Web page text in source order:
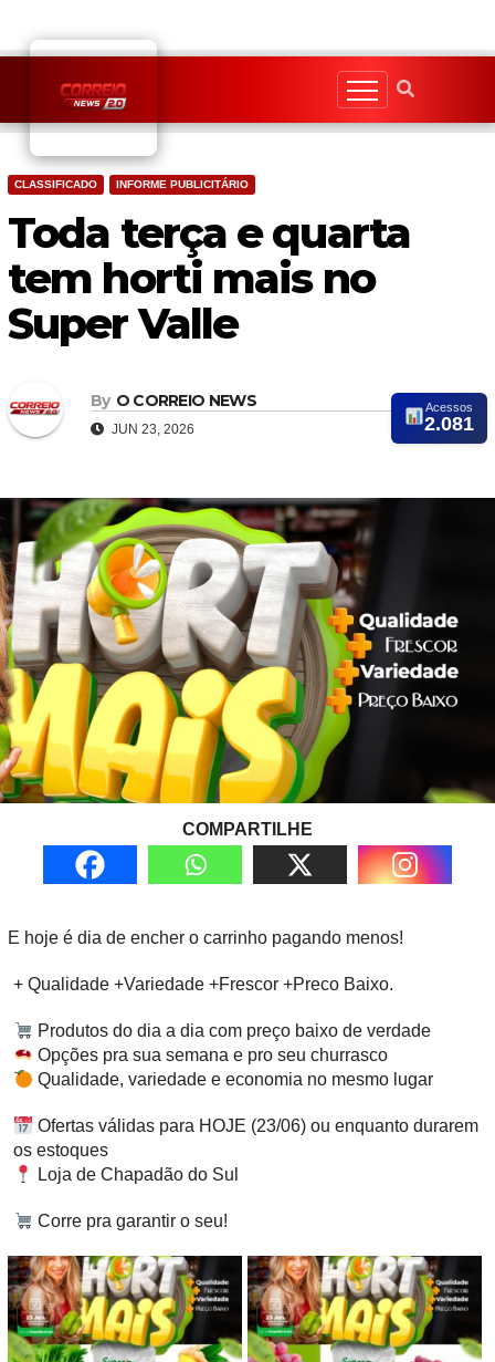
content
CLASSIFICADO INFORME PUBLICITÁRIO
Toda terça e quarta
tem horti mais no
Super Valle
By O CORREIO NEWS
JUN 23, 2026
Acessos
2.081
COMPARTILHE
E hoje é dia de encher o carrinho pagando menos!
+ Qualidade +Variedade +Frescor +Preco Baixo.
Produtos do dia a dia com preço baixo de verdade
Opções pra sua semana e pro seu churrasco
Qualidade, variedade e economia no mesmo lugar
Ofertas válidas para HOJE (23/06) ou enquanto durarem
os estoques
Loja de Chapadão do Sul
Corre pra garantir o seu!